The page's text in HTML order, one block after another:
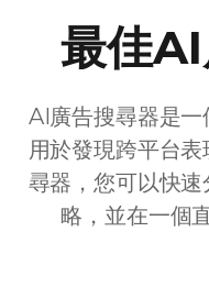
最佳
AI廣告搜尋器是
用於發現跨平台
尋器，您可以快
略，並在一個